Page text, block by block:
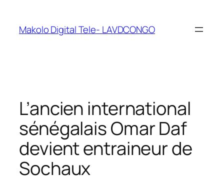
Makolo Digital Tele- LAVDCONGO
L’ancien international
sénégalais Omar Daf
devient entraineur de
Sochaux